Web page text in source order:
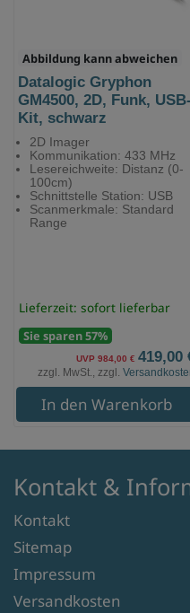
Abbildung kann abweichen
Datalogic Gryphon
GM4500, 2D, Funk, USB-
Kit, schwarz
2D Imager
Kommunikation: 433 MHz
Lesereichweite: Distanz (0-
100cm)
Schnittstelle Station: USB
Scanmerkmale: Standard
Range
Lieferzeit: sofort lieferbar
Sie sparen 57%
UVP 984,00 € 419,00
zzgl. MwSt., zzgl.
In den Warenkorb
Kontakt &
Kontakt
Sitemap
Impressum
Versandkosten